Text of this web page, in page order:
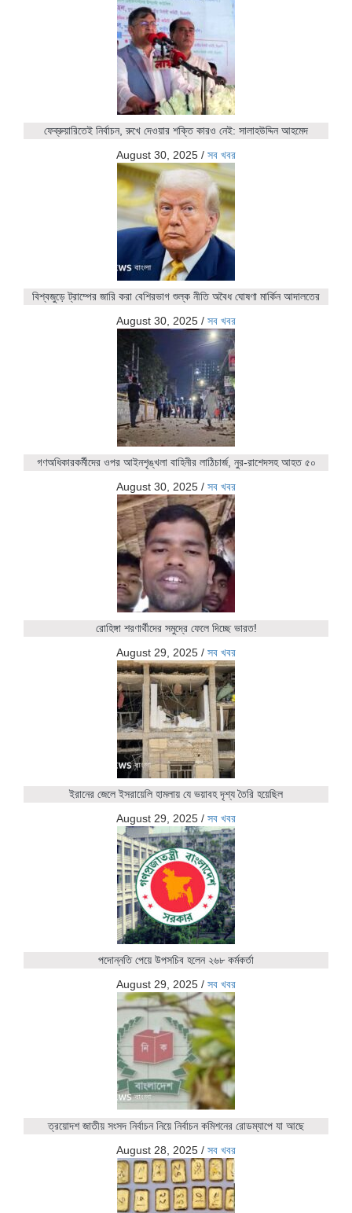
ফেব্রুয়ারিতেই নির্বাচন, রুখে দেওয়ার শক্তি কারও নেই: সালাহউদ্দিন আহমেদ
August 30, 2025 / সব খবর
বিশ্বজুড়ে ট্রাম্পের জারি করা বেশিরভাগ শুল্ক নীতি অবৈধ ঘোষণা মার্কিন আদালতের
August 30, 2025 / সব খবর
গণঅধিকারকর্মীদের ওপর আইনশৃঙ্খলা বাহিনীর লাঠিচার্জ, নুর-রাশেদসহ আহত ৫০
August 30, 2025 / সব খবর
রোহিঙ্গা শরণার্থীদের সমুদ্রে ফেলে দিচ্ছে ভারত!
August 29, 2025 / সব খবর
ইরানের জেলে ইসরায়েলি হামলায় যে ভয়াবহ দৃশ্য তৈরি হয়েছিল
August 29, 2025 / সব খবর
পদোন্নতি পেয়ে উপসচিব হলেন ২৬৮ কর্মকর্তা
August 29, 2025 / সব খবর
ত্রয়োদশ জাতীয় সংসদ নির্বাচন নিয়ে নির্বাচন কমিশনের রোডম্যাপে যা আছে
August 28, 2025 / সব খবর